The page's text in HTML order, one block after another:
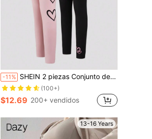
-11% SHEIN 2 piezas Conjunto de leggings minimalista con estampado de corazones para niña adolescente - negro y rosa, cómodo
(100+)
$12.69 200+ vendidos
13-16 Years